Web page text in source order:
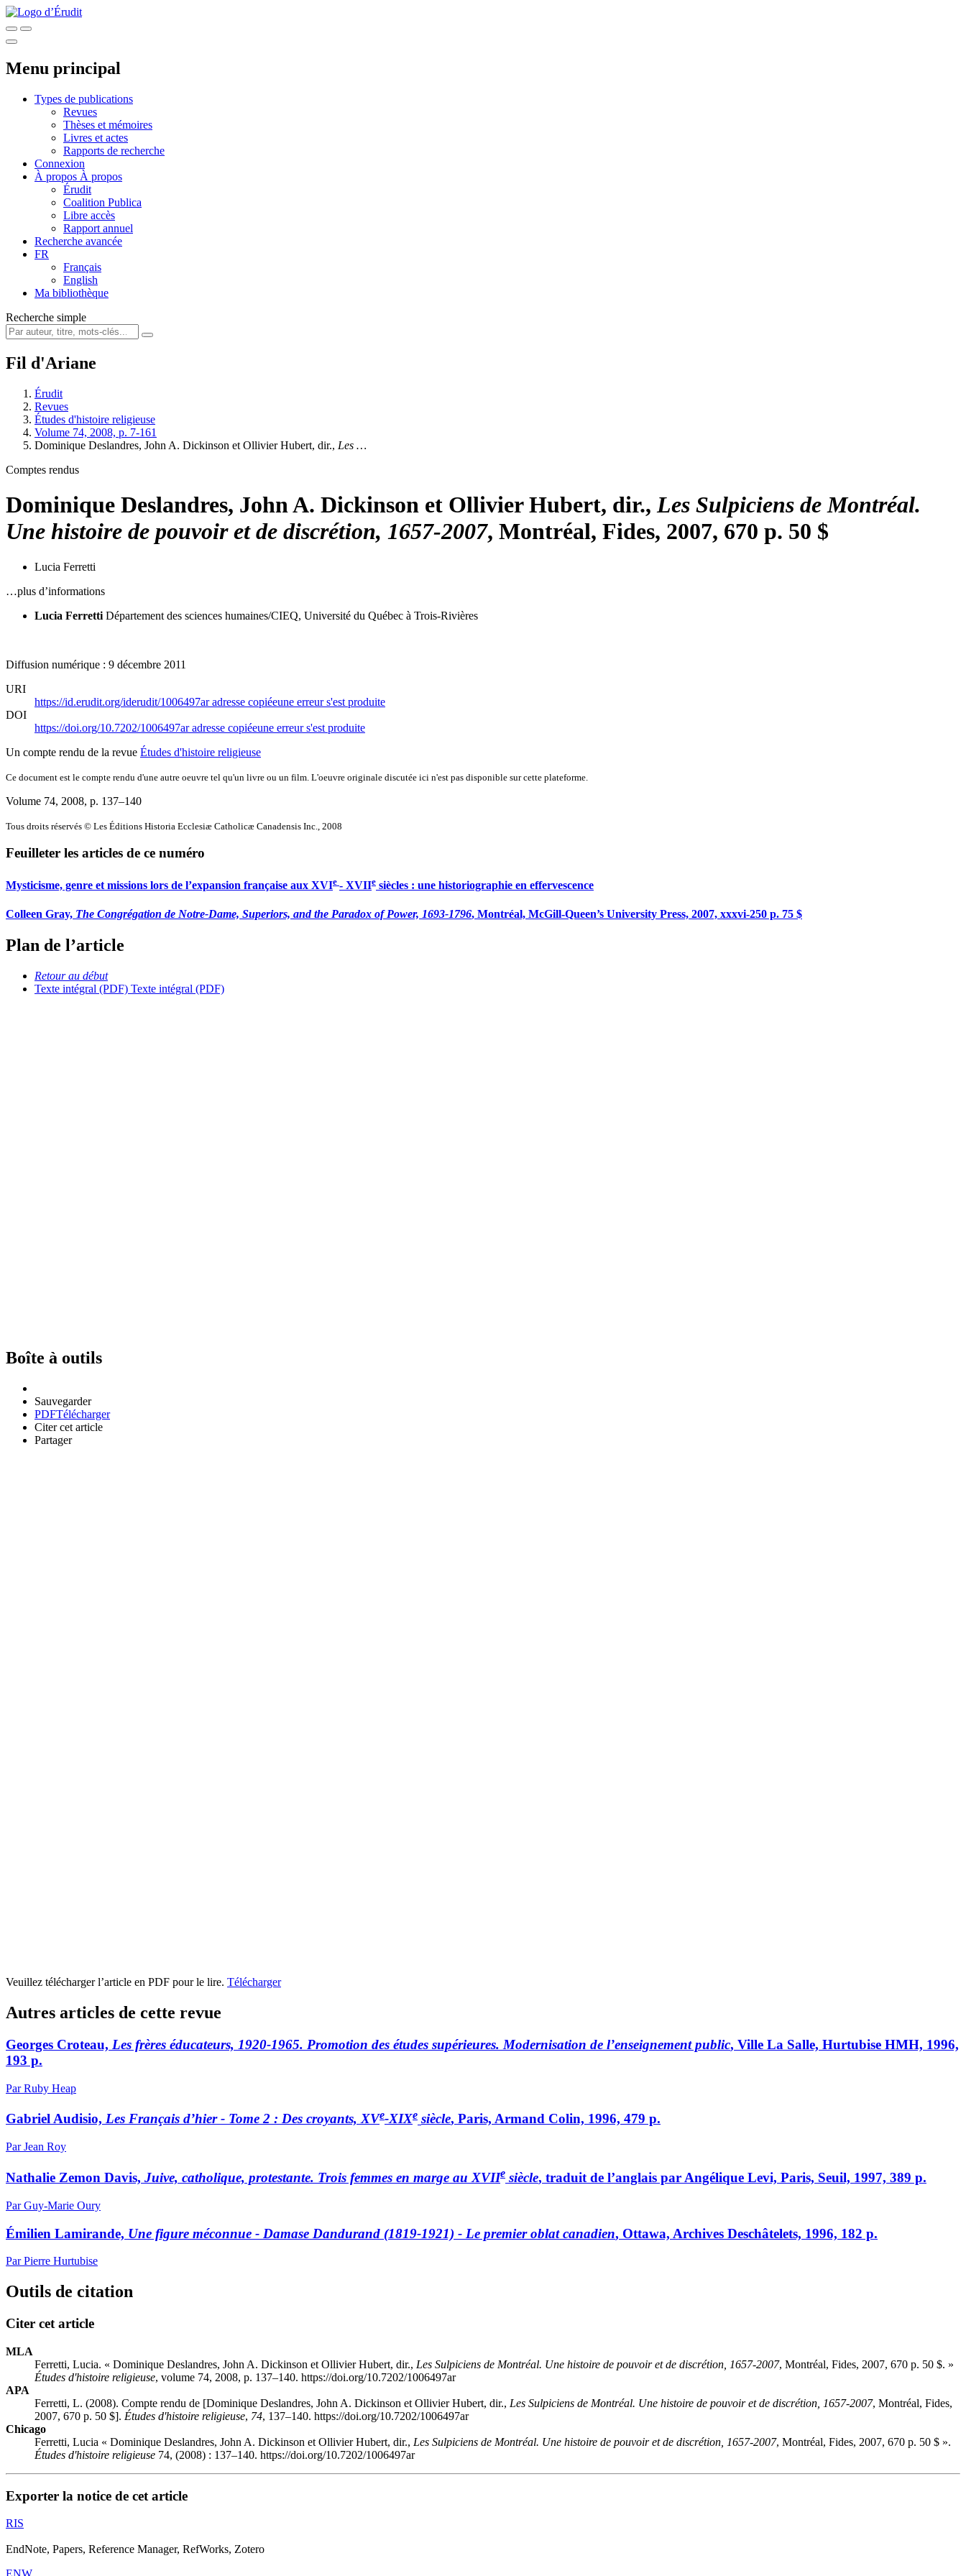
Menu principal
Types de publications
Revues
Thèses et mémoires
Livres et actes
Rapports de recherche
Connexion
À propos À propos
Érudit
Coalition Publica
Libre accès
Rapport annuel
Recherche avancée
FR
Français
English
Ma bibliothèque
Recherche simple
Fil d'Ariane
Érudit
Revues
Études d'histoire religieuse
Volume 74, 2008, p. 7-161
Dominique Deslandres, John A. Dickinson et Ollivier Hubert, dir., Les …
Comptes rendus
Dominique Deslandres, John A. Dickinson et Ollivier Hubert, dir., Les Sulpiciens de Montréal.
Une histoire de pouvoir et de discrétion, 1657-2007, Montréal, Fides, 2007, 670 p. 50 $
Lucia Ferretti
…plus d’informations
Lucia Ferretti Département des sciences humaines/CIEQ, Université du Québec à Trois-Rivières
Diffusion numérique : 9 décembre 2011
URI
https://id.erudit.org/iderudit/1006497aradresse copiéeune erreur s'est produite
DOI
https://doi.org/10.7202/1006497aradresse copiéeune erreur s'est produite
Un compte rendu de la revue Études d'histoire religieuse
Ce document est le compte rendu d'une autre oeuvre tel qu'un livre ou un film. L'oeuvre originale discutée ici n'est pas disponible sur cette plateforme.
Volume 74, 2008, p. 137–140
Tous droits réservés © Les Éditions Historia Ecclesiæ Catholicæ Canadensis Inc., 2008
Feuilleter les articles de ce numéro
Mysticisme, genre et missions lors de l’expansion française aux XVIe - XVIIe siècles : une historiographie en effervescence
Colleen Gray, The Congrégation de Notre-Dame, Superiors, and the Paradox of Power, 1693-1796, Montréal, McGill-Queen’s University Press, 2007, xxxvi-250 p. 75 $
Plan de l’article
Retour au début
Texte intégral (PDF) Texte intégral (PDF)
Boîte à outils
Sauvegarder
PDFTélécharger
Citer cet article
Partager
Veuillez télécharger l’article en PDF pour le lire. Télécharger
Autres articles de cette revue
Georges Croteau, Les frères éducateurs, 1920-1965. Promotion des études supérieures. Modernisation de l’enseignement public, Ville La Salle, Hurtubise HMH, 1996,
193 p.
Par Ruby Heap
Gabriel Audisio, Les Français d’hier - Tome 2 : Des croyants, XVe-XIXe siècle, Paris, Armand Colin, 1996, 479 p.
Par Jean Roy
Nathalie Zemon Davis, Juive, catholique, protestante. Trois femmes en marge au XVIIe siècle, traduit de l’anglais par Angélique Levi, Paris, Seuil, 1997, 389 p.
Par Guy-Marie Oury
Émilien Lamirande, Une figure méconnue - Damase Dandurand (1819-1921) - Le premier oblat canadien, Ottawa, Archives Deschâtelets, 1996, 182 p.
Par Pierre Hurtubise
Outils de citation
Citer cet article
MLA
Ferretti, Lucia. « Dominique Deslandres, John A. Dickinson et Ollivier Hubert, dir., Les Sulpiciens de Montréal. Une histoire de pouvoir et de discrétion, 1657-2007, Montréal, Fides, 2007, 670 p. 50 $. »
Études d'histoire religieuse, volume 74, 2008, p. 137–140. https://doi.org/10.7202/1006497ar
APA
Ferretti, L. (2008). Compte rendu de [Dominique Deslandres, John A. Dickinson et Ollivier Hubert, dir., Les Sulpiciens de Montréal. Une histoire de pouvoir et de discrétion, 1657-2007, Montréal, Fides,
2007, 670 p. 50 $]. Études d'histoire religieuse, 74, 137–140. https://doi.org/10.7202/1006497ar
Chicago
Ferretti, Lucia « Dominique Deslandres, John A. Dickinson et Ollivier Hubert, dir., Les Sulpiciens de Montréal. Une histoire de pouvoir et de discrétion, 1657-2007, Montréal, Fides, 2007, 670 p. 50 $ ».
Études d'histoire religieuse 74, (2008) : 137–140. https://doi.org/10.7202/1006497ar
Exporter la notice de cet article
RIS
EndNote, Papers, Reference Manager, RefWorks, Zotero